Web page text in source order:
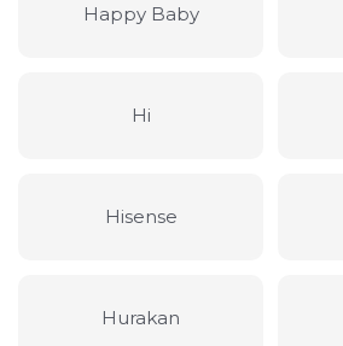
Happy Baby
Hi
Hisense
Hurakan